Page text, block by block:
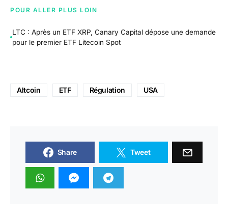
POUR ALLER PLUS LOIN
LTC : Après un ETF XRP, Canary Capital dépose une demande
pour le premier ETF Litecoin Spot
Altcoin ETF Régulation USA
Share Tweet